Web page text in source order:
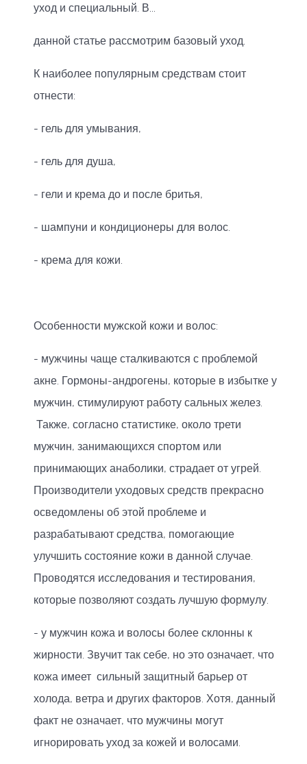
уход и специальный. В...
данной статье рассмотрим базовый уход.
К наиболее популярным средствам стоит
отнести:
- гель для умывания,
- гель для душа,
- гели и крема до и после бритья,
- шампуни и кондиционеры для волос.
- крема для кожи.
Особенности мужской кожи и волос:
- мужчины чаще сталкиваются с проблемой
акне. Гормоны-андрогены, которые в избытке у
мужчин, стимулируют работу сальных желез.
Также, согласно статистике, около трети
мужчин, занимающихся спортом или
принимающих анаболики, страдает от угрей.
Производители уходовых средств прекрасно
осведомлены об этой проблеме и
разрабатывают средства, помогающие
улучшить состояние кожи в данной случае.
Проводятся исследования и тестирования,
которые позволяют создать лучшую формулу.
- у мужчин кожа и волосы более склонны к
жирности. Звучит так себе, но это означает, что
кожа имеет сильный защитный барьер от
холода, ветра и других факторов. Хотя, данный
факт не означает, что мужчины могут
игнорировать уход за кожей и волосами.